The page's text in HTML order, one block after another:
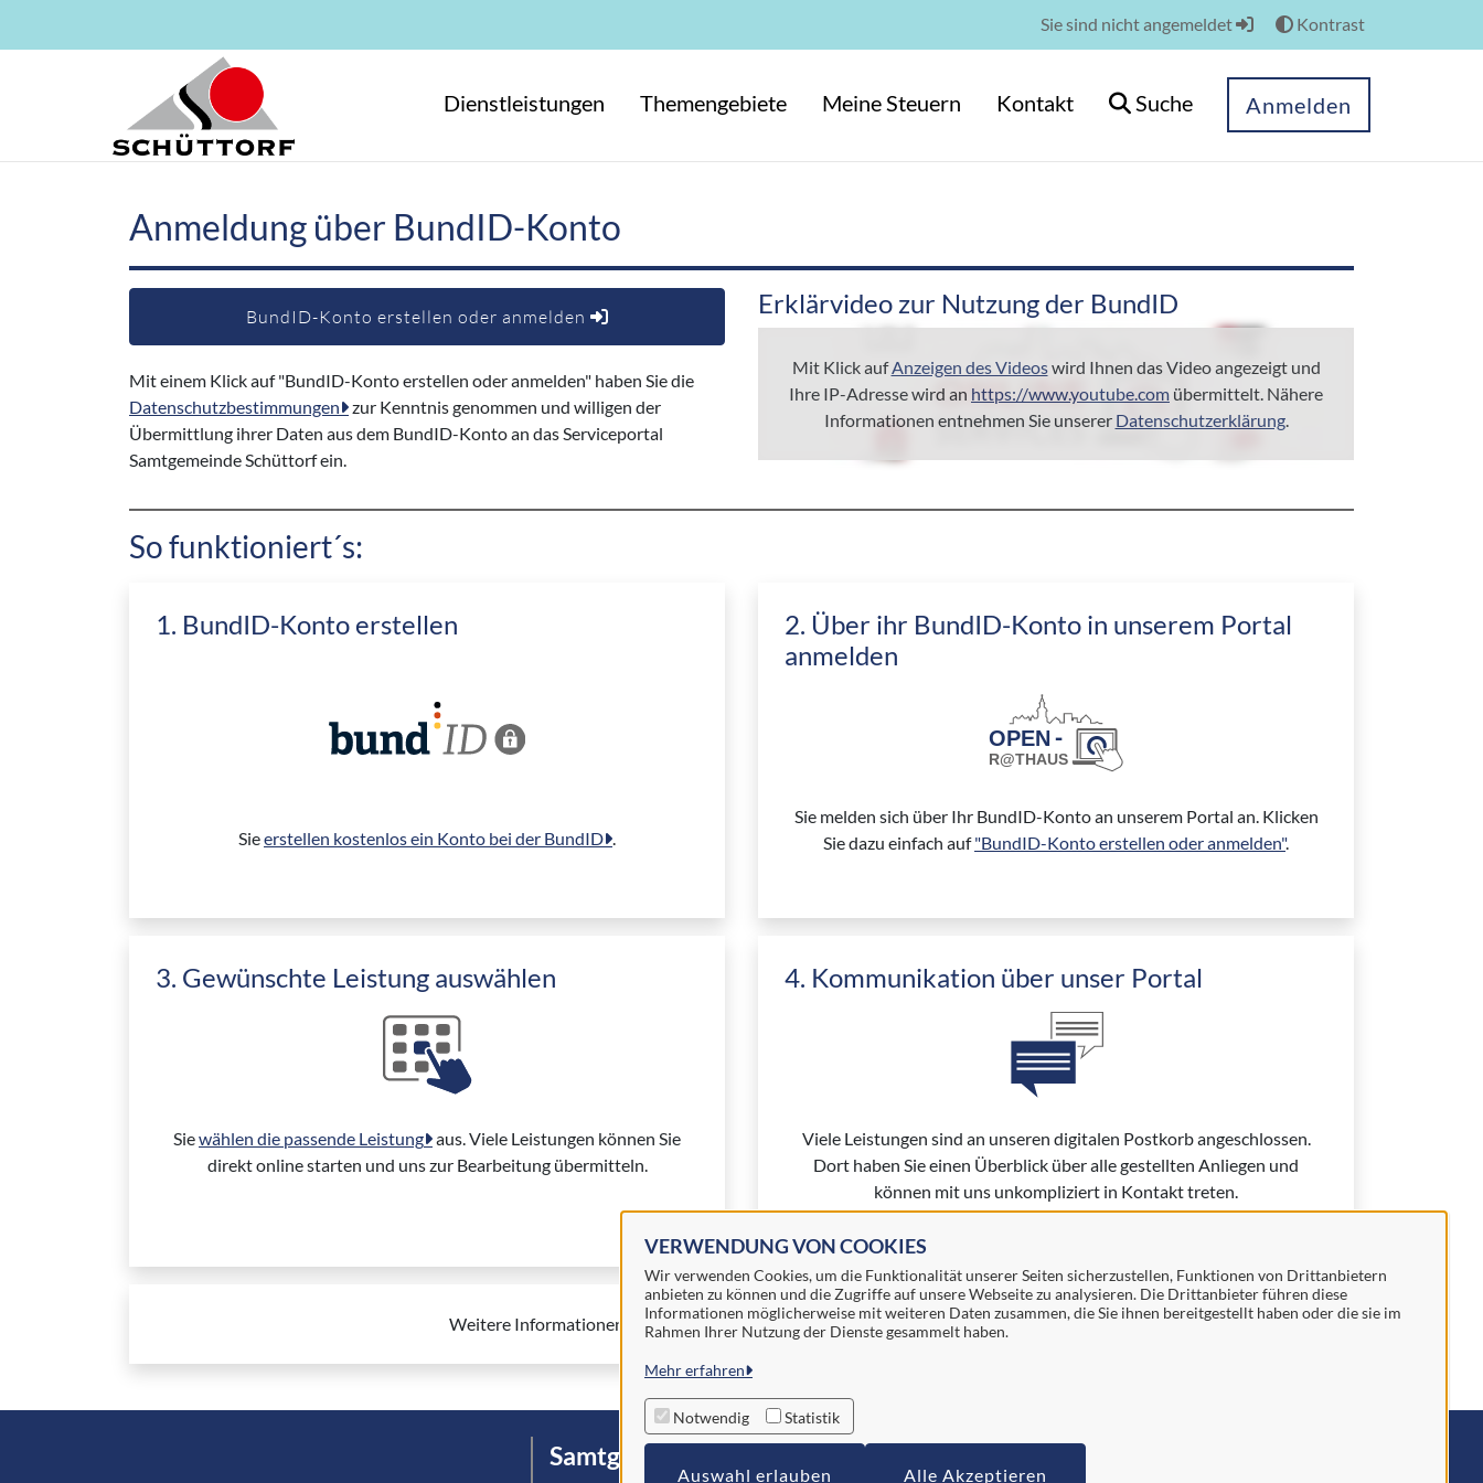
VERWENDUNG VON COOKIES
Wir verwenden Cookies, um die Funktionalität unserer Seiten sicherzustellen, Funktionen von Drittanbietern
anbieten zu können und die Zugriffe auf unsere Webseite zu analysieren. Die Drittanbieter führen diese
Informationen möglicherweise mit weiteren Daten zusammen, die Sie ihnen bereitgestellt haben oder die sie im
Rahmen Ihrer Nutzung der Dienste gesammelt haben.
Mehr erfahren
Notwendig Statistik
Auswahl erlauben Alle Akzeptieren
Sie sind nicht angemeldet Kontrast
Dienstleistungen Themengebiete Meine Steuern Kontakt Suche Anmelden
Anmeldung über BundID-Konto
BundID-Konto erstellen oder anmelden
Mit einem Klick auf "BundID-Konto erstellen oder anmelden" haben Sie die
Datenschutzbestimmungen
zur Kenntnis genommen und willigen der
Übermittlung ihrer Daten aus dem BundID-Konto an das Serviceportal
Samtgemeinde Schüttorf ein.
Erklärvideo zur Nutzung der BundID
Mit Klick aufAnzeigen des Videoswird Ihnen das Video angezeigt und
Ihre IP-Adresse wird an https://www.youtube.com übermittelt. Nähere
Informationen entnehmen Sie unserer Datenschutzerklärung.
So funktioniert´s:
1. BundID-Konto erstellen
Sieerstellen kostenlos ein Konto bei der BundID .
2. Über ihr BundID-Konto in unserem Portal
anmelden
Sie melden sich über Ihr BundID-Konto an unserem Portal an. Klicken
Sie dazu einfach auf"BundID-Konto erstellen oder anmelden".
3. Gewünschte Leistung auswählen
Siewählen die passende Leistung aus. Viele Leistungen können Sie
direkt online starten und uns zur Bearbeitung übermitteln.
4. Kommunikation über unser Portal
Viele Leistungen sind an unseren digitalen Postkorb angeschlossen.
Dort haben Sie einen Überblick über alle gestellten Anliegen und
können mit uns unkompliziert in Kontakt treten.
Weitere Informationen zur BundID finden Sie auf derFAQ-Seite des Bundes.
Samtgemeinde Schüttorf